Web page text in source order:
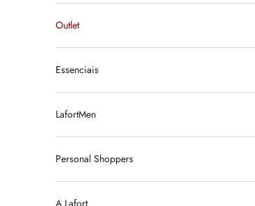
Outlet
Essenciais
LafortMen
Personal Shoppers